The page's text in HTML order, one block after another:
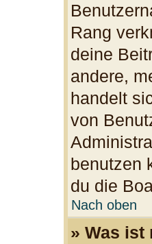
Rang
deine
andere,
handelt
von
benutzen
du die
Nach oben
» Was ist